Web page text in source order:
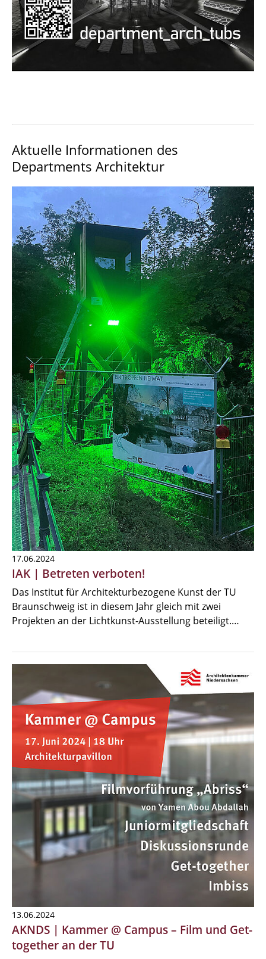
Aktuelle Informationen des
Departments Architektur
17.06.2024
IAK | Betreten verboten!
Das Institut für Architekturbezogene Kunst der TU
Braunschweig ist in diesem Jahr gleich mit zwei
Projekten an der Lichtkunst-Ausstellung beteiligt.…
13.06.2024
AKNDS | Kammer @ Campus – Film und Get-
together an der TU